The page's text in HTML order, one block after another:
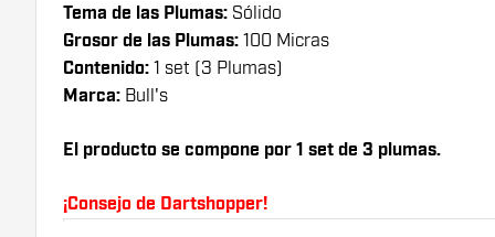
Tema de las Plumas: Sólido
Grosor de las Plumas: 100 Micras
Contenido: 1 set (3 Plumas)
Marca: Bull's
El producto se compone por 1 set de 3 plumas.
¡Consejo de Dartshopper!